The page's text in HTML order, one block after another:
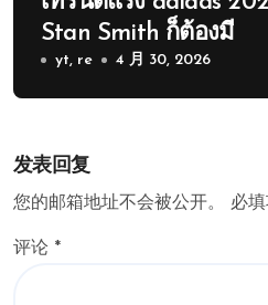
Stan Smith ก็ต้องมี
yt, re 4 月 30, 2026
发表回复
您的邮箱地址不会被公开。 必
评论 *